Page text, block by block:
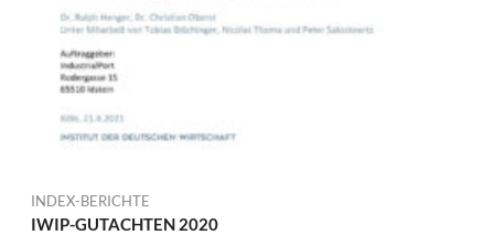
INDEX-BERICHTE
IWIP-GUTACHTEN 2020